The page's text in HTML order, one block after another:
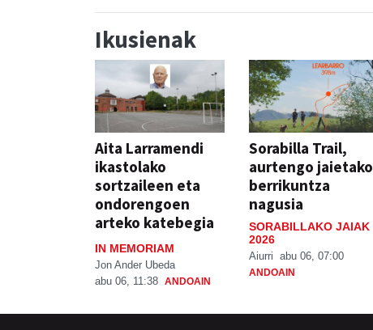
Ikusienak
Aita Larramendi
ikastolako
sortzaileen eta
ondorengoen
arteko katebegia
IN MEMORIAM
Jon Ander Ubeda
abu 06, 11:38 ANDOAIN
Sorabilla Trail,
aurtengo jaietako
berrikuntza
nagusia
SORABILLAKO JAIAK
2026
Aiurri abu 06, 07:00
ANDOAIN